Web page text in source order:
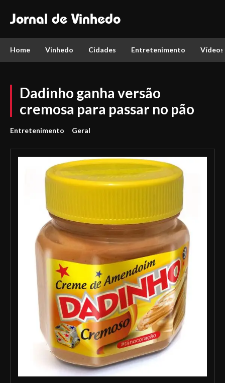
Jornal de Vinhedo
Home Vinhedo Cidades Entretenimento Vídeos
Dadinho ganha versão
cremosa para passar no pão
Entretenimento Geral